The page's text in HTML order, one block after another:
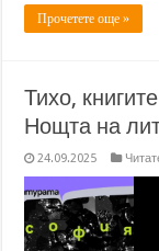
Прочетете още »
Тихо,
Нощта на
24.09.2025